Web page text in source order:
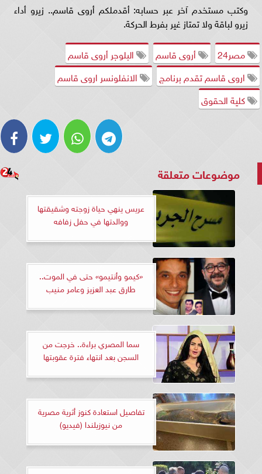
وكتب مستخدم آخر عبر حسابه: أقدملكم أروى قاسم.. زيرو أداء
زيرو لباقة ولا تمتاز غير بفرط الحركة.
مصر24
أروى قاسم
البلوجر أروى قاسم
اروى قاسم تقدم برنامج
الانفلونسر اروى قاسم
كلية الحقوق
موضوعات متعلقة
عريس ينهي حياة زوجته وشقيقتها
ووالدتها في حفل زفافه
«كيمو وأنتيمو» حتى في الموت..
طارق عبد العزيز وعامر منيب
سما المصري براءة.. خرجت من
السجن بعد انتهاء فترة عقوبتها
تفاصيل استعادة كنوز أثرية مصرية
من نيوزيلندا (فيديو)